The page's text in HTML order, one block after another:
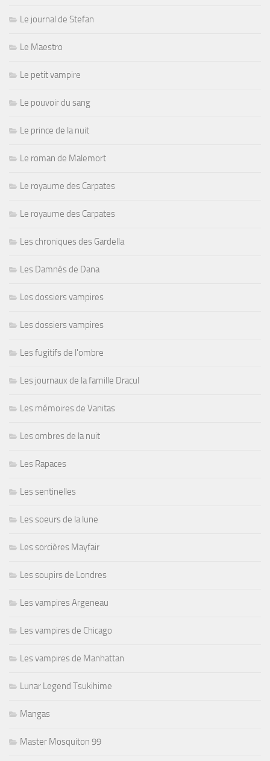
Le journal de Stefan
Le Maestro
Le petit vampire
Le pouvoir du sang
Le prince de la nuit
Le roman de Malemort
Le royaume des Carpates
Le royaume des Carpates
Les chroniques des Gardella
Les Damnés de Dana
Les dossiers vampires
Les dossiers vampires
Les fugitifs de l'ombre
Les journaux de la famille Dracul
Les mémoires de Vanitas
Les ombres de la nuit
Les Rapaces
Les sentinelles
Les soeurs de la lune
Les sorcières Mayfair
Les soupirs de Londres
Les vampires Argeneau
Les vampires de Chicago
Les vampires de Manhattan
Lunar Legend Tsukihime
Mangas
Master Mosquiton 99